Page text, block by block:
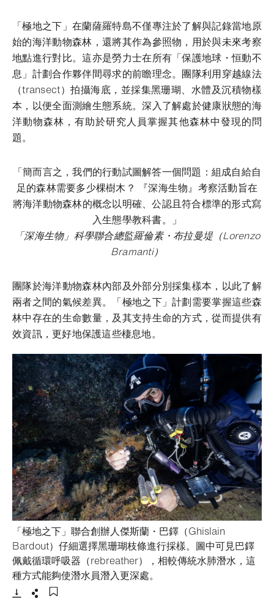
「極地之下」在蘭薩羅特島不僅專注於了解與記錄當地原
始的海洋動物森林，還將其作為參照物，用於與未來考察
地點進行對比。這亦是勞力士在所有「保護地球・恒動不
息」計劃合作夥伴間尋求的前瞻理念。團隊利用穿越線法
（transect）拍攝海底，並採集黑珊瑚、水體及沉積物樣
本，以便全面測繪生態系統。深入了解處於健康狀態的海
洋動物森林，有助於研究人員掌握其他森林中發現的問
題。
「簡而言之，我們的行動試圖解答一個問題：組成自給自
足的森林需要多少棵樹木？ 『深海生物』考察活動旨在
將海洋動物森林的概念以明確、公認且符合標準的形式寫
入生態學教科書。」
「深海生物」科學聯合總監羅倫素・布拉曼堤（Lorenzo
Bramanti）
團隊於海洋動物森林內部及外部分別採集樣本，以此了解
兩者之間的氣候差異。「極地之下」計劃需要掌握這些森
林中存在的生命數量，及其支持生命的方式，從而提供有
效資訊，更好地保護這些棲息地。
「極地之下」聯合創辦人傑斯蘭・巴鐸（Ghislain
Bardout）仔細選擇黑珊瑚枝條進行採樣。圖中可見巴鐸
佩戴循環呼吸器（rebreather），相較傳統水肺潛水，這
種方式能夠使潛水員潛入更深處。